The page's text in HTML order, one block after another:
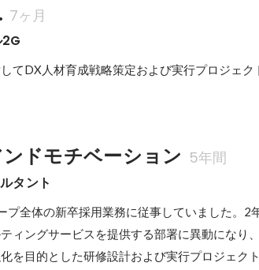
7ヶ月
てDX人材育成戦略策定および実行プロジェク
ドモチベーション 5年間
タント
プ全体の新卒採用業務に従事していました。2
ィングサービスを提供する部署に異動になり
を目的とした研修設計および実行プロジェク